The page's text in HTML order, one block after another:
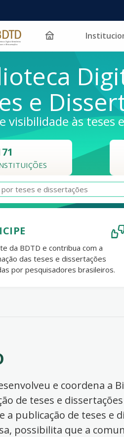
e
visibilidade às teses
da BDTD e contribua com a
das teses e dissertações
por pesquisadores brasileiros.
e coordena a
de teses e
a publicação de teses e
possibilita que a